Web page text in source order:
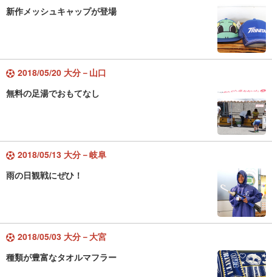
新作メッシュキャップが登場
2018/05/20 大分－山口
無料の足湯でおもてなし
2018/05/13 大分－岐阜
雨の日観戦にぜひ！
2018/05/03 大分－大宮
種類が豊富なタオルマフラー